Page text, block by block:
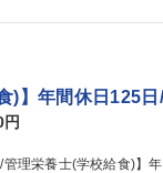
休120日/西日本業界
)】年間休日125